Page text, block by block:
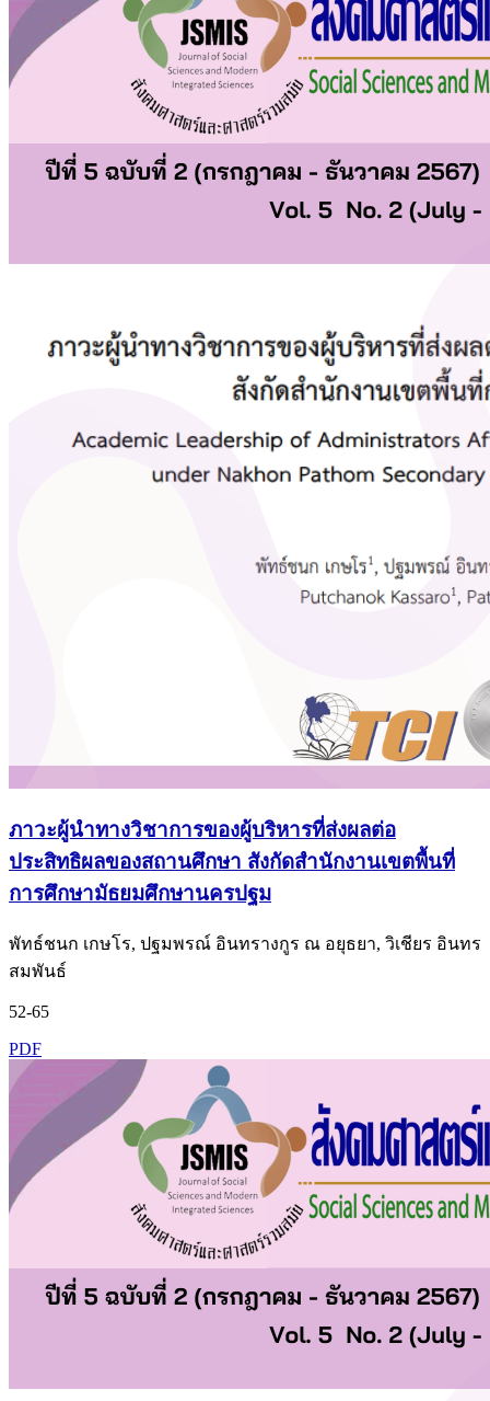
ภาวะผู้นำทางวิชาการของผู้บริหารที่ส่งผลต่อ
ประสิทธิผลของสถานศึกษา สังกัดสำนักงานเขตพื้นที่
การศึกษามัธยมศึกษานครปฐม
พัทธ์ชนก เกษโร, ปฐมพรณ์ อินทรางกูร ณ อยุธยา, วิเชียร อินทร
สมพันธ์
52-65
PDF